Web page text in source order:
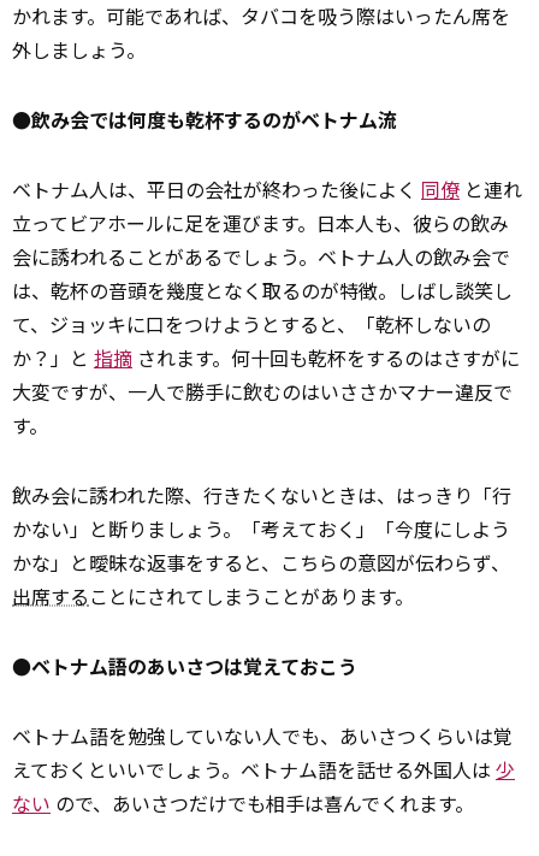
かれます。可能であれば、タバコを吸う際はいったん席を
外しましょう。
●飲み会では何度も乾杯するのがベトナム流
ベトナム人は、平日の会社が終わった後によく 同僚 と連れ
立ってビアホールに足を運びます。日本人も、彼らの飲み
会に誘われることがあるでしょう。ベトナム人の飲み会で
は、乾杯の音頭を幾度となく取るのが特徴。しばし談笑し
て、ジョッキに口をつけようとすると、「乾杯しないの
か？」と 指摘 されます。何十回も乾杯をするのはさすがに
大変ですが、一人で勝手に飲むのはいささかマナー違反で
す。
飲み会に誘われた際、行きたくないときは、はっきり「行
かない」と断りましょう。「考えておく」「今度にしよう
かな」と曖昧な返事をすると、こちらの意図が伝わらず、
出席することにされてしまうことがあります。
●ベトナム語のあいさつは覚えておこう
ベトナム語を勉強していない人でも、あいさつくらいは覚
えておくといいでしょう。ベトナム語を話せる外国人は 少
ない ので、あいさつだけでも相手は喜んでくれます。